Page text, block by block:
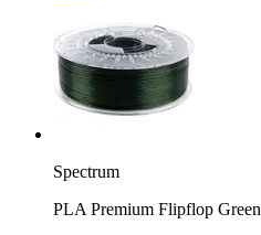
Spectrum
PLA Premium Flipflop Green